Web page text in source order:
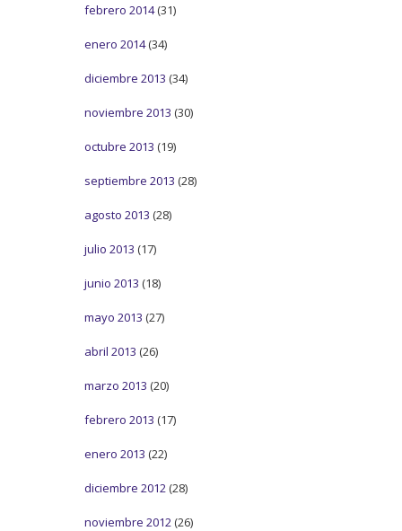
febrero 2014(31)
enero 2014(34)
diciembre 2013 (34)
noviembre 2013 (30)
octubre 2013 (19)
septiembre 2013 (28)
agosto 2013 (28)
julio 2013 (17)
junio 2013 (18)
mayo 2013 (27)
abril 2013 (26)
marzo 2013 (20)
febrero 2013 (17)
enero 2013 (22)
diciembre 2012 (28)
noviembre 2012 (26)